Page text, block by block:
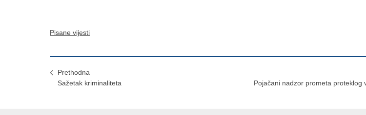
Pisane vijesti
Prethodna
Sažetak kriminaliteta
Pojačani nadzor prometa proteklog